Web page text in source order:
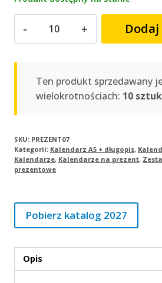
Kalendarz
A5
dzienny
PREZENT07
Ten produkt sprzedawany
wielokrotnościach: 10
SKU: PREZENT07
Kategorii: Kalendarz A5 + długopis,
Kalendarze, Kalendarze na prezent,
prezentowe
Pobierz katalog 2027
Opis